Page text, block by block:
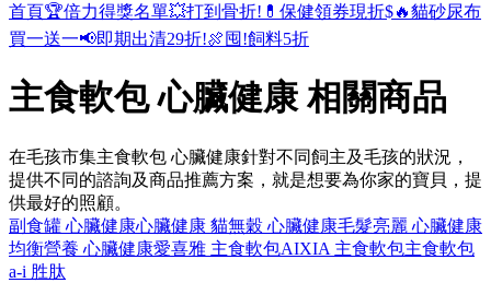
首頁🏆倍力得獎名單💥打到骨折! 💊保健領券現折$🔥貓砂尿布
買一送一📢即期出清29折!🍖囤!飼料5折
主食軟包 心臟健康 相關商品
在毛孩市集主食軟包 心臟健康針對不同飼主及毛孩的狀況，
提供不同的諮詢及商品推薦方案，就是想要為你家的寶貝，提
供最好的照顧。
副食罐 心臟健康心臟健康 貓無穀 心臟健康毛髮亮麗 心臟健康
均衡營養 心臟健康愛喜雅 主食軟包AIXIA 主食軟包主食軟包
a-i 胜肽